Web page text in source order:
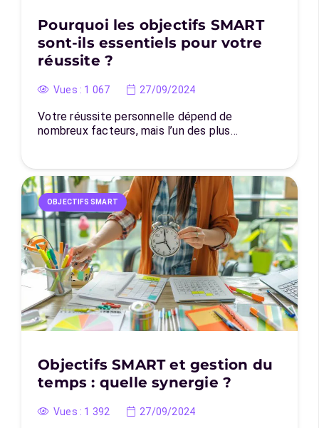
Pourquoi les objectifs SMART
sont-ils essentiels pour votre
réussite ?
Vues : 1 067 27/09/2024
Votre réussite personnelle dépend de
nombreux facteurs, mais l’un des plus…
OBJECTIFS SMART
Objectifs SMART et gestion du
temps : quelle synergie ?
Vues : 1 392 27/09/2024